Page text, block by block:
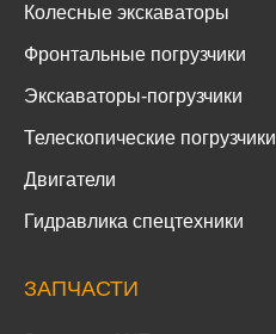
Колесные экскаваторы
Фронтальные погрузчики
Экскаваторы-погрузчики
Телескопические погрузчики
Двигатели
Гидравлика спецтехники
ЗАПЧАСТИ